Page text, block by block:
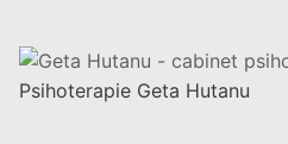
Psihoterapie Geta Hutanu